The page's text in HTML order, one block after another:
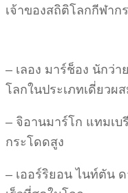
เจ้าของสถิติโลกกีฬาก
– เลอง มาร์ช็อง นักว่า
โลกในประเภทเดี่ยวผ
– จิอานมาร์โก แทมเ
กระโดดสูง
– เออร์ริยอน ไนท์ตัน